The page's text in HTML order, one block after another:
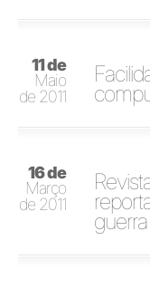
11 de
Maio
de 2011
16 de
Março
de 2011